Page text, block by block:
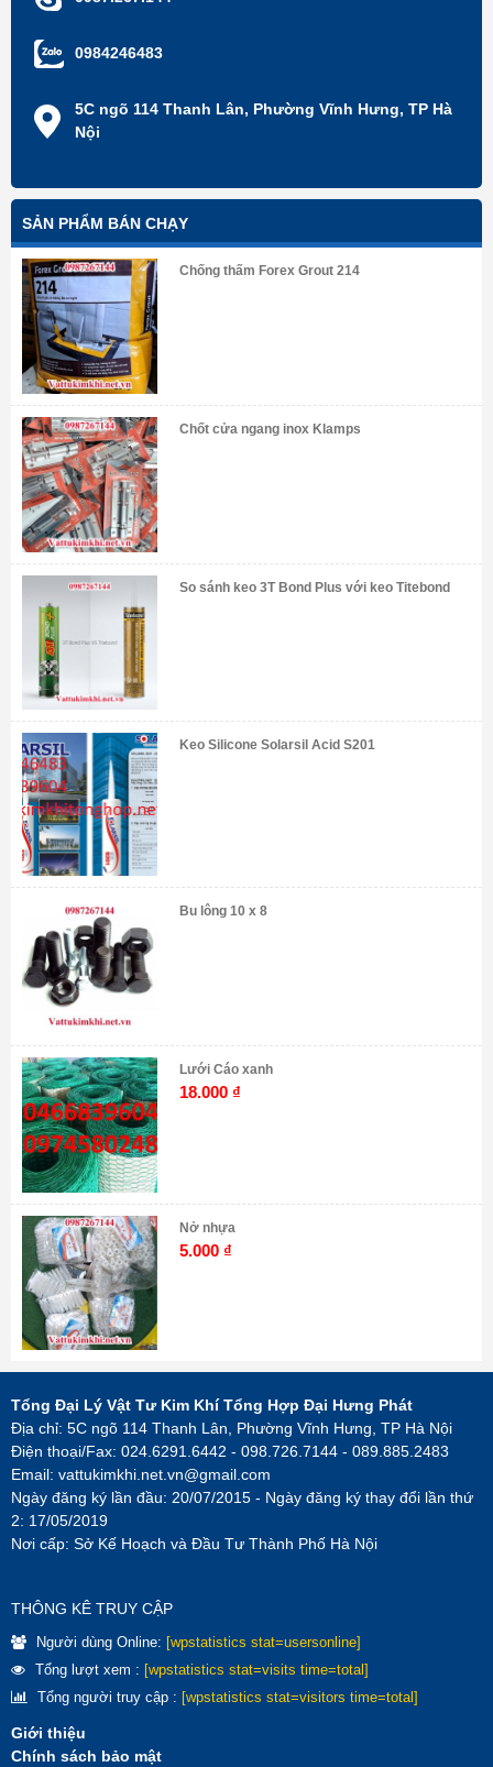
0984246483
5C ngõ 114 Thanh Lân, Phường Vĩnh Hưng, TP Hà
Nội
SẢN PHẨM BÁN CHẠY
Chống thấm Forex Grout 214
Chốt cửa ngang inox Klamps
So sánh keo 3T Bond Plus với keo Titebond
Keo Silicone Solarsil Acid S201
Bu lông 10 x 8
Lưới Cáo xanh
18.000 ₫
Nở nhựa
5.000 ₫
Tổng Đại Lý Vật Tư Kim Khí Tổng Hợp Đại Hưng Phát
Địa chỉ: 5C ngõ 114 Thanh Lân, Phường Vĩnh Hưng, TP Hà Nội
Điện thoại/Fax: 024.6291.6442 - 098.726.7144 - 089.885.2483
Email: vattukimkhi.net.vn@gmail.com
Ngày đăng ký lần đầu: 20/07/2015 - Ngày đăng ký thay đổi lần thứ
2: 17/05/2019
Nơi cấp: Sở Kế Hoạch và Đầu Tư Thành Phố Hà Nội
THÔNG KÊ TRUY CẬP
Người dùng Online: [wpstatistics stat=usersonline]
Tổng lượt xem : [wpstatistics stat=visits time=total]
Tổng người truy cập : [wpstatistics stat=visitors time=total]
Giới thiệu
Chính sách bảo mật